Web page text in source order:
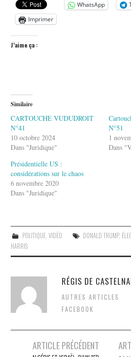
WhatsApp
Imprimer
J’aime ça :
Similaire
CARTOUCHE VUDUDROIT
N°41
10 octobre 2024
Dans "Juridique"
N°51
1
Dans
Présidentielle US :
considérations sur le chaos
6 novembre 2020
Dans "Juridique"
POLITIQUE, VIDÉO DONALD TRUMP,
HARRIS
RÉGIS DE
AUTRES ARTICLES
FACEBOOK
ARTICLE PRÉCÉDENT